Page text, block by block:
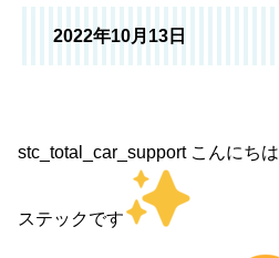
2022年10月13日
stc_total_car_support こんにちは
ステックです